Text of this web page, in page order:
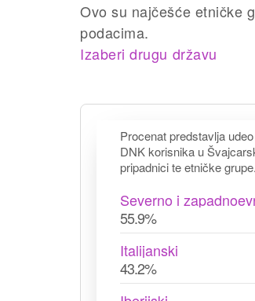
Ovo su najčešće etničke
podacima.
Izaberi drugu državu
Procenat predstavlja
DNK korisnika u
pripadnici te etničke grupe.
Severno i
55.9%
Italijanski
43.2%